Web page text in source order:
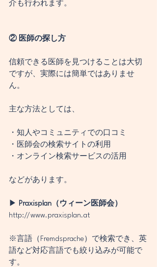
介も行われます。
② 医師の探し方
信頼できる医師を見つけることは大切
ですが、実際には簡単ではありませ
ん。
主な方法としては、
・知人やコミュニティでの口コミ
・医師会の検索サイトの利用
・オンライン検索サービスの活用
などがあります。
▶ Praxisplan（ウィーン医師会）
http://www.praxisplan.at
※言語（Fremdsprache）で検索でき、英
語など対応言語でも絞り込みが可能で
す。